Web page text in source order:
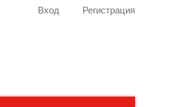
Вход Регистрация